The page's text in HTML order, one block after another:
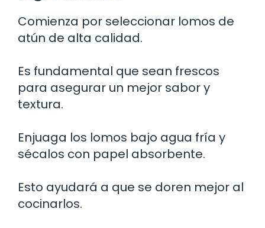
Comienza por seleccionar lomos de
atún de alta calidad.
Es fundamental que sean frescos
para asegurar un mejor sabor y
textura.
Enjuaga los lomos bajo agua fría y
sécalos con papel absorbente.
Esto ayudará a que se doren mejor al
cocinarlos.